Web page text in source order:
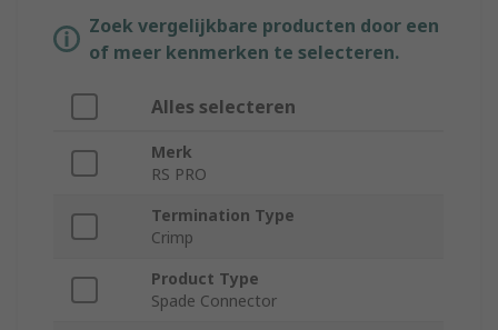
Zoek vergelijkbare producten door een
of meer kenmerken te selecteren.
Alles selecteren
Merk
RS PRO
Termination Type
Crimp
Product Type
Spade Connector